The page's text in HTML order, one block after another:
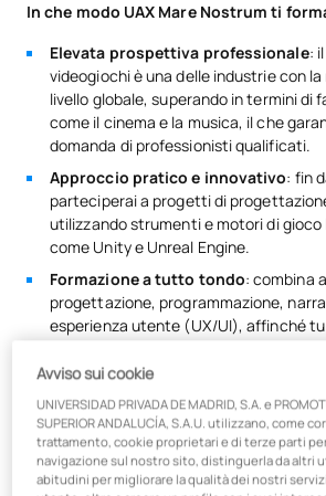
In che modo UAX Mare Nostrum ti
Elevata prospettiva professionale:
videogiochi è una delle industrie con
livello globale, superando in termini
come il cinema e la musica, il che
domanda di professionisti qualificati.
Approccio pratico e innovativo: fin
parteciperai a progetti di
utilizzando strumenti e motori di
come Unity e Unreal Engine.
Formazione a tutto tondo: combina
progettazione, programmazione,
esperienza utente (UX/UI), affinché tu
Specializzazione in tecnologie
realtà virtuale (VR), realtà aumentata
competenze chiave per il futuro del
Progetti reali con aziende
sfide e progetti sviluppati in
Avviso sui cookie
UNIVERSIDAD PRIVADA DE MADRID, S.A. e
SUPERIOR ANDALUCÍA, S.A.U. utilizzano, come
trattamento, cookie proprietari e di terze parti
navigazione sul nostro sito, distinguerla da altri
abitudini per migliorare la qualità dei nostri